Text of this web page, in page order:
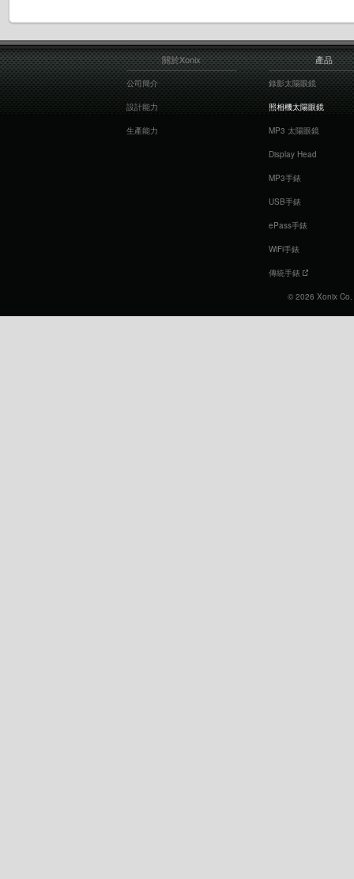
關於Xonix
公司簡介
設計能力
生產能力
產品
錄影太陽眼鏡
照相機太陽眼鏡
MP3 太陽眼鏡
Display Head
MP3手錶
USB手錶
ePass手錶
WiFi手錶
傳統手錶
© 2026 Xonix